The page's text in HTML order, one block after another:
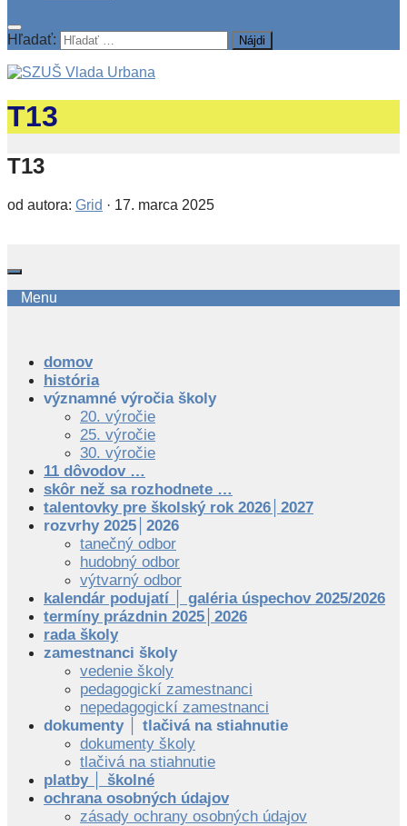
Hľadať:
T13
T13
od autora: Grid · 17. marca 2025
Menu
domov
história
významné výročia školy
20. výročie
25. výročie
30. výročie
11 dôvodov …
skôr než sa rozhodnete …
talentovky pre školský rok 2026│2027
rozvrhy 2025│2026
tanečný odbor
hudobný odbor
výtvarný odbor
kalendár podujatí │ galéria úspechov 2025/2026
termíny prázdnin 2025│2026
rada školy
zamestnanci školy
vedenie školy
pedagogickí zamestnanci
nepedagogickí zamestnanci
dokumenty │ tlačivá na stiahnutie
dokumenty školy
tlačivá na stiahnutie
platby │ školné
ochrana osobných údajov
zásady ochrany osobných údajov